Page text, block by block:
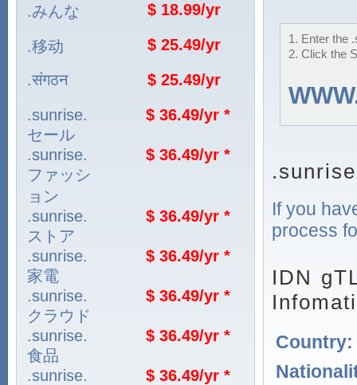
.みんな $ 18.99/yr
.移动
$ 25.49/yr
.संगठन
$ 25.49/yr
.sunrise.
セール
$ 36.49/yr *
.sunrise.
ファッシ
ョン
$ 36.49/yr *
.sunrise.
ストア
$ 36.49/yr *
.sunrise.
家電
$ 36.49/yr *
.sunrise.
クラウド
$ 36.49/yr *
.sunrise.
食品
$ 36.49/yr *
.sunrise.
$ 36.49/yr *
1. Enter the
2. Click the
If you
process
IDN
Country: